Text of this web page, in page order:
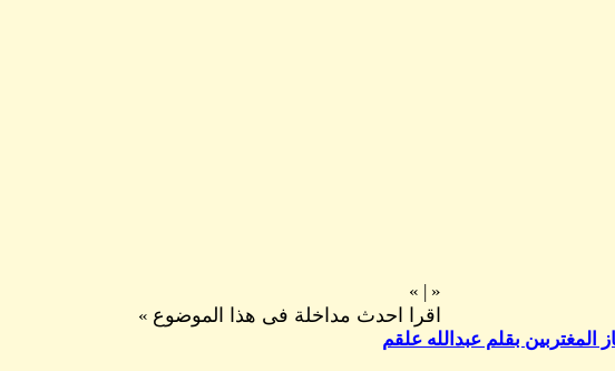
«
|
»
اقرا احدث مداخلة فى هذا الموضوع »
بقلم عبدالله علقم